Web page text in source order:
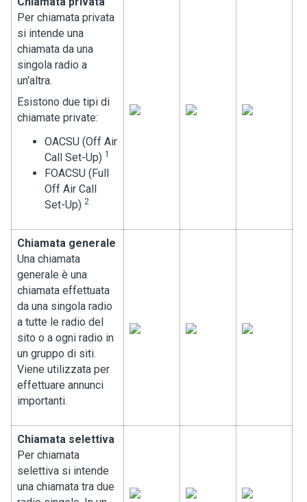
Per chiamata privata
si intende una
chiamata da una
singola radio a
un'altra.
Esistono due tipi di
chiamate private:
OACSU (Off Air
Call Set-Up) 1
FOACSU (Full
Off Air Call
Set-Up) 2
Chiamata generale
Una chiamata
generale è una
chiamata effettuata
da una singola radio
a tutte le radio del
sito o a ogni radio in
un gruppo di siti.
Viene utilizzata per
effettuare annunci
importanti.
Chiamata selettiva
Per chiamata
selettiva si intende
una chiamata tra due